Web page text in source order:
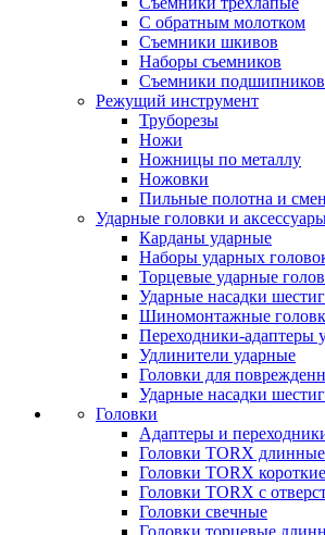
С обратным молотком
Съемники шкивов
Наборы съемников
Съемники подшипников
Режущий инструмент
Труборезы
Ножи
Ножницы по металлу
Ножовки
Пильные полотна и
Ударные головки и
Карданы ударные
Наборы ударных
Торцевые ударные
Ударные насадки
Шиномонтажные
Переходники-адаптеры
Удлинители ударные
Головки для
Ударные насадки
Головки
Адаптеры и
Головки TORX длинные
Головки TORX короткие
Головки TORX с
Головки свечные
Головки торцевые